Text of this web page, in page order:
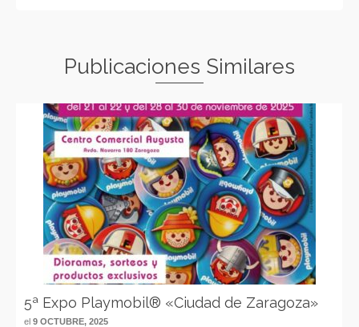
Publicaciones Similares
5ª Expo Playmobil® «Ciudad de Zaragoza»
el 9 OCTUBRE, 2025